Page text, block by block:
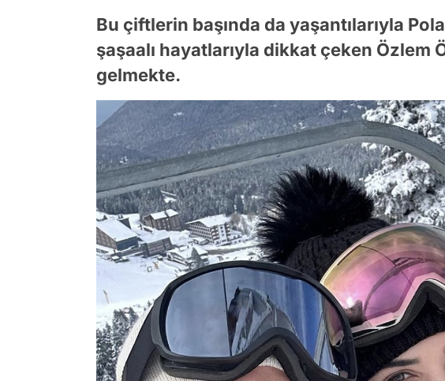
Bu çiftlerin başında da yaşantılarıyla
şaşaalı hayatlarıyla dikkat çeken Özlem
gelmekte.